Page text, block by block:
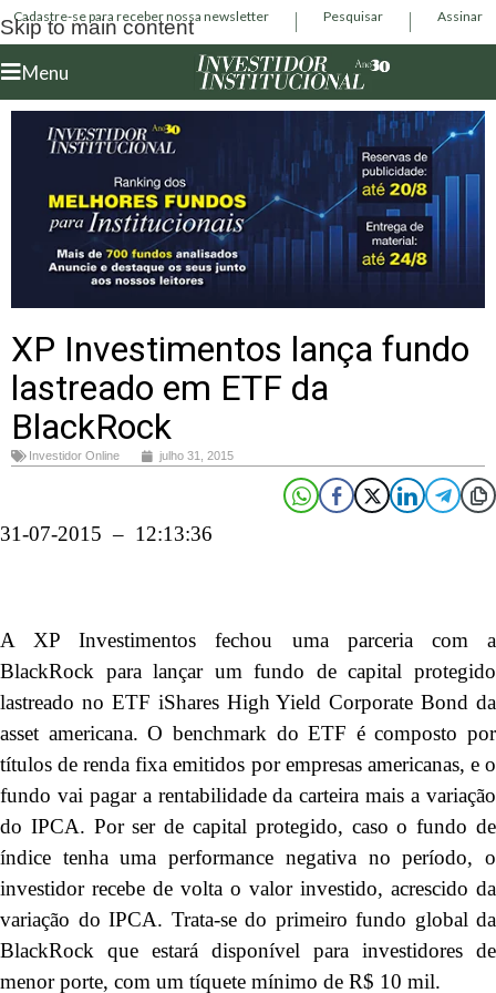
Skip to main content
Cadastre-se para receber nossa newsletter Pesquisar Assinar
Menu
XP Investimentos lança fundo
lastreado em ETF da
BlackRock
Investidor Online julho 31, 2015
31-07-2015 – 12:13:36
A XP Investimentos fechou uma parceria com a
BlackRock para lançar um fundo de capital protegido
lastreado no ETF iShares High Yield Corporate Bond da
asset americana. O benchmark do ETF é composto por
títulos de renda fixa emitidos por empresas americanas, e o
fundo vai pagar a rentabilidade da carteira mais a variação
do IPCA. Por ser de capital protegido, caso o fundo de
índice tenha uma performance negativa no período, o
investidor recebe de volta o valor investido, acrescido da
variação do IPCA. Trata-se do primeiro fundo global da
BlackRock que estará disponível para investidores de
menor porte, com um tíquete mínimo de R$ 10 mil.